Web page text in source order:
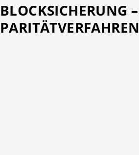
BLOCKSICHERUNG –
PARITÄTVERFAHREN